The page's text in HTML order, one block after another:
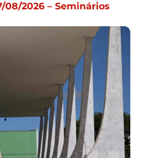
2026 – Seminários